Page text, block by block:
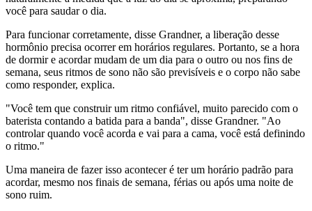
você para saudar o dia.
Para funcionar corretamente, disse Grandner, a liberação desse
hormônio precisa ocorrer em horários regulares. Portanto, se a hora
de dormir e acordar mudam de um dia para o outro ou nos fins de
semana, seus ritmos de sono não são previsíveis e o corpo não sabe
como responder, explica.
"Você tem que construir um ritmo confiável, muito parecido com o
baterista contando a batida para a banda", disse Grandner. "Ao
controlar quando você acorda e vai para a cama, você está definindo
o ritmo."
Uma maneira de fazer isso acontecer é ter um horário padrão para
acordar, mesmo nos finais de semana, férias ou após uma noite de
sono ruim.